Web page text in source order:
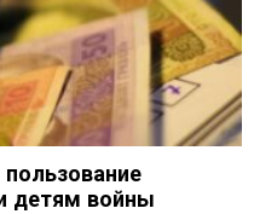
детям войны